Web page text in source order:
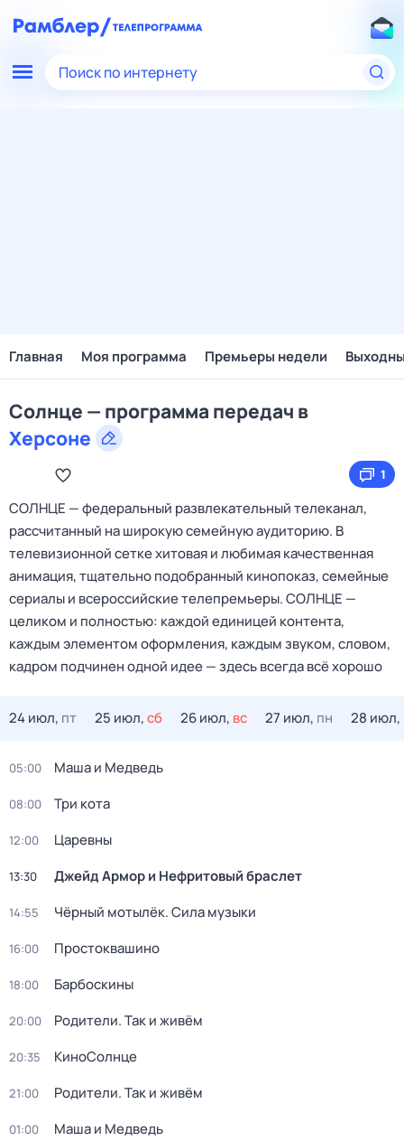
Поиск по интернету
Главная Моя программа Премьеры недели
Солнце — программа передач в
Херсоне
1
СОЛНЦЕ — федеральный развлекательный телеканал,
рассчитанный на широкую семейную аудиторию. В
телевизионной сетке хитовая и любимая качественная
анимация, тщательно подобранный кинопоказ, семейные
сериалы и всероссийские телепремьеры. СОЛНЦЕ —
целиком и полностью: каждой единицей контента,
каждым элементом оформления, каждым звуком, словом,
кадром подчинен одной идее — здесь всегда всё хорошо
24 июл, пт 25 июл,сб 26 июл, вс 27 июл, пн 28 июл,
05:00 Маша и Медведь
08:00 Три кота
12:00 Царевны
13:30 Джейд Армор и Нефритовый браслет
14:55 Чёрный мотылёк. Сила музыки
16:00 Простоквашино
18:00 Барбоскины
20:00 Родители. Так и живём
20:35 КиноСолнце
21:00 Родители. Так и живём
01:00 Маша и Медведь